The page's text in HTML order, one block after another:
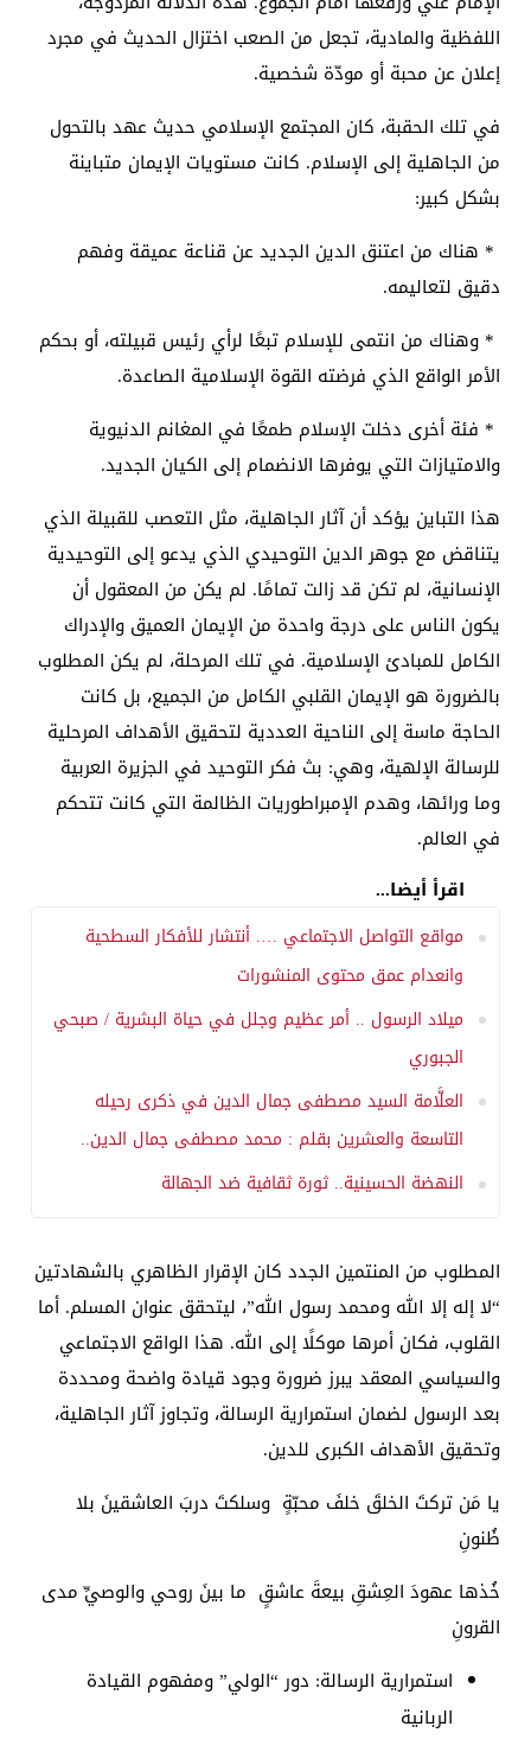
اللفظية والمادية، تجعل من الصعب اختزال الحديث في مجرد
إعلان عن محبة أو مودّة شخصية.
في تلك الحقبة، كان المجتمع الإسلامي حديث عهد بالتحول
من الجاهلية إلى الإسلام. كانت مستويات الإيمان متباينة
بشكل كبير:
* هناك من اعتنق الدين الجديد عن قناعة عميقة وفهم
دقيق لتعاليمه.
* وهناك من انتمى للإسلام تبعًا لرأي رئيس قبيلته، أو بحكم
الأمر الواقع الذي فرضته القوة الإسلامية الصاعدة.
* فئة أخرى دخلت الإسلام طمعًا في المغانم الدنيوية
والامتيازات التي يوفرها الانضمام إلى الكيان الجديد.
هذا التباين يؤكد أن آثار الجاهلية، مثل التعصب للقبيلة الذي
يتناقض مع جوهر الدين التوحيدي الذي يدعو إلى التوحيدية
الإنسانية، لم تكن قد زالت تمامًا. لم يكن من المعقول أن
يكون الناس على درجة واحدة من الإيمان العميق والإدراك
الكامل للمبادئ الإسلامية. في تلك المرحلة، لم يكن المطلوب
بالضرورة هو الإيمان القلبي الكامل من الجميع، بل كانت
الحاجة ماسة إلى الناحية العددية لتحقيق الأهداف المرحلية
للرسالة الإلهية، وهي: بث فكر التوحيد في الجزيرة العربية
وما ورائها، وهدم الإمبراطوريات الظالمة التي كانت تتحكم
في العالم.
اقرأ أيضا...
مواقع التواصل الاجتماعي …. أنتشار للأفكار السطحية
وانعدام عمق محتوى المنشورات
ميلاد الرسول .. أمر عظيم وجلل في حياة البشرية / صبحي
الجبوري
العلَّامة السيد مصطفى جمال الدين في ذكرى رحيله
التاسعة والعشرين بقلم : محمد مصطفى جمال الدين..
النهضة الحسينية.. ثورة ثقافية ضد الجهالة
المطلوب من المنتمين الجدد كان الإقرار الظاهري بالشهادتين
“لا إله إلا الله ومحمد رسول الله”، ليتحقق عنوان المسلم. أما
القلوب، فكان أمرها موكلًا إلى الله. هذا الواقع الاجتماعي
والسياسي المعقد يبرز ضرورة وجود قيادة واضحة ومحددة
بعد الرسول لضمان استمرارية الرسالة، وتجاوز آثار الجاهلية،
وتحقيق الأهداف الكبرى للدين.
يا مَن تركتَ الخلقَ خلفَ محبّةٍ وسلكتَ دربَ العاشقينَ بلا
ظُنونِ
خُذها عهودَ العِشقِ بيعةَ عاشقٍ ما بينَ روحي والوصيِّ مدى
القرونِ
استمرارية الرسالة: دور “الولي” ومفهوم القيادة
الربانية